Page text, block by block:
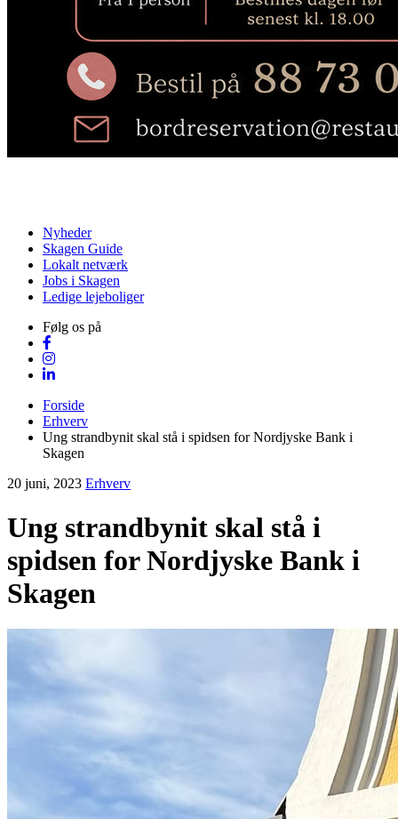
Nyheder
Skagen Guide
Lokalt netværk
Jobs i Skagen
Ledige lejeboliger
Følg os på
Forside
Erhverv
Ung strandbynit skal stå i spidsen for Nordjyske Bank i
Skagen
20 juni, 2023 Erhverv
Ung strandbynit skal stå i
spidsen for Nordjyske Bank i
Skagen